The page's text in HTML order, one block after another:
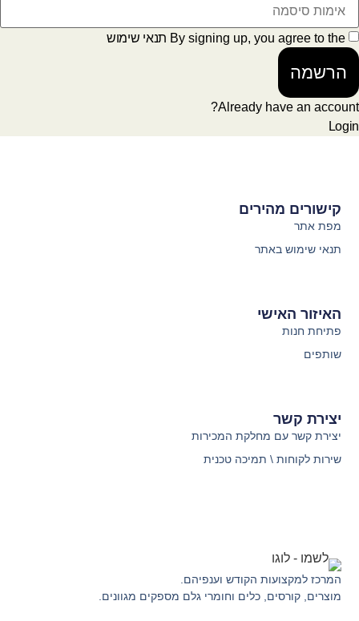
By signing up, you agree to the תנאי שימוש
הרשמה
Already have an account?
Login
המרכז למקצועות הקודש וענפיהם.
מוצרים, קורסים, כלים וחומרי גלם מספקים מגוונים.
האיזור האישי
פתיחת חנות
שותפים
קישורים מהירים
מפת אתר
תנאי שימוש באתר
יצירת קשר
יצירת קשר עם מחלקת המכירות
שירות לקוחות \ תמיכה טכנית